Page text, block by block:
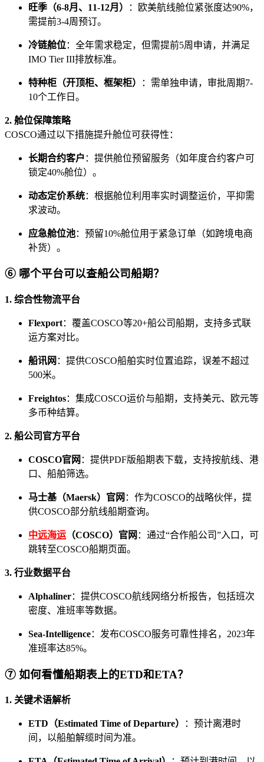
旺季（6-8月、11-12月）
：欧美航线舱位紧张度达90%，
需提前3-4周预订。
冷链舱位：全年需求稳定，但需提前5周申请，并满足
IMO Tier III排放标准。
特种柜（开顶柜、框架柜）
：需单独申请，审批周期7-
10个工作日。
2. 舱位保障策略
COSCO通过以下措施提升舱位可获得性：
长期合约客户 ：提供舱位预留服务（如年度合约客户可
锁定40%舱位）。
动态定价系统：根据舱位利用率实时调整运价，平抑需
求波动。
应急舱位池：预留10%舱位用于紧急订单（如跨境电商
补货）。
⑥ 哪个平台可以查船公司船期？
1. 综合性物流平台
Flexport：覆盖COSCO等20+船公司船期，支持多式联
运方案对比。
船讯网 ：提供COSCO船舶实时位置追踪，误差不超过
500米。
Freightos：集成COSCO运价与船期，支持美元、欧元等
多币种结算。
2. 船公司官方平台
COSCO官网 ：提供PDF版船期表下载，支持按航线、港
口、船舶筛选。
马士基（Maersk）官网 ：作为COSCO的战略伙伴，提
供COSCO部分航线船期查询。
中远海运 （COSCO）官网 ：通过“合作船公司”入口，可
跳转至COSCO船期页面。
3. 行业数据平台
Alphaliner：提供COSCO航线网络分析报告，包括班次
密度、准班率等数据。
Sea-Intelligence：发布COSCO服务可靠性排名，2023年
准班率达85%。
⑦ 如何看懂船期表上的ETD和ETA？
1. 关键术语解析
ETD（Estimated Time of Departure）
：预计离港时
间，以船舶解缆时间为准。